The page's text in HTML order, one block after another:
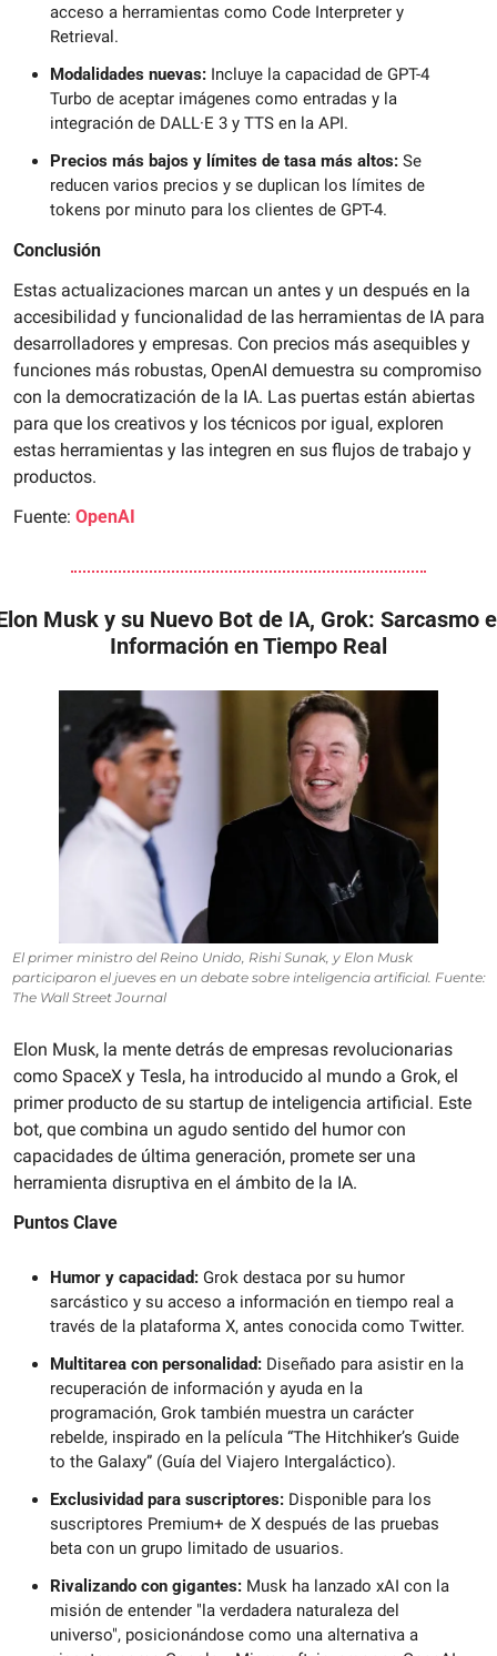
acceso a herramientas como Code Interpreter y
Retrieval.
Modalidades nuevas: Incluye la capacidad de GPT-4
Turbo de aceptar imágenes como entradas y la
integración de DALL·E 3 y TTS en la API.
Precios más bajos y límites de tasa más altos: Se
reducen varios precios y se duplican los límites de
tokens por minuto para los clientes de GPT-4.
Conclusión
Estas actualizaciones marcan un antes y un después en la
accesibilidad y funcionalidad de las herramientas de IA para
desarrolladores y empresas. Con precios más asequibles y
funciones más robustas, OpenAI demuestra su compromiso
con la democratización de la IA. Las puertas están abiertas
para que los creativos y los técnicos por igual, exploren
estas herramientas y las integren en sus flujos de trabajo y
productos.
Fuente: OpenAI
Musk y su Nuevo Bot de IA, Grok: Sarcasmo e
Información en Tiempo Real
El primer ministro del Reino Unido, Rishi Sunak, y Elon Musk
participaron el jueves en un debate sobre inteligencia artificial. Fuente:
The Wall Street Journal
Elon Musk, la mente detrás de empresas revolucionarias
como SpaceX y Tesla, ha introducido al mundo a Grok, el
primer producto de su startup de inteligencia artificial. Este
bot, que combina un agudo sentido del humor con
capacidades de última generación, promete ser una
herramienta disruptiva en el ámbito de la IA.
Puntos Clave
Humor y capacidad: Grok destaca por su humor
sarcástico y su acceso a información en tiempo real a
través de la plataforma X, antes conocida como Twitter.
Multitarea con personalidad: Diseñado para asistir en la
recuperación de información y ayuda en la
programación, Grok también muestra un carácter
rebelde, inspirado en la película “The Hitchhiker’s Guide
to the Galaxy” (Guía del Viajero Intergaláctico).
Exclusividad para suscriptores: Disponible para los
suscriptores Premium+ de X después de las pruebas
beta con un grupo limitado de usuarios.
Rivalizando con gigantes: Musk ha lanzado xAI con la
misión de entender "la verdadera naturaleza del
universo", posicionándose como una alternativa a